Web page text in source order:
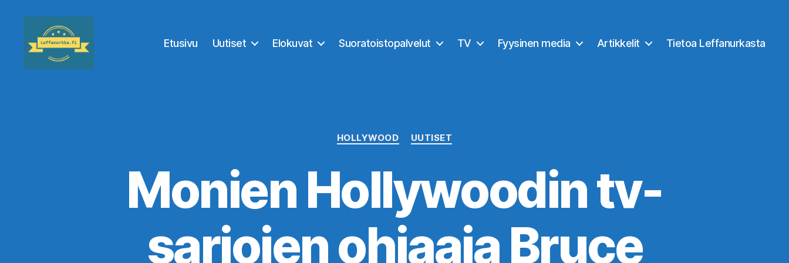
Etusivu Uutiset Elokuvat Suoratoistopalvelut TV Fyysinen media Artikkelit Tietoa Leffanurkasta
Kategoriat
HOLLYWOOD UUTISET
Monien Hollywoodin tv-
sarjojen ohjaaja Bruce